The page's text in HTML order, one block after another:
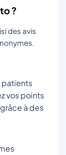
?
des avis
patients
vos points
à des